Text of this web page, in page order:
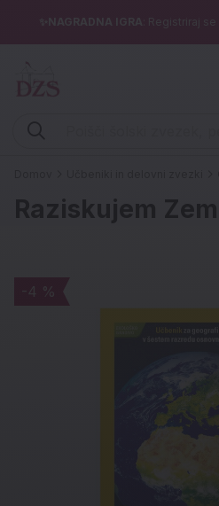
✨NAGRADNA IGRA : Registriraj
Vpišite iskalni niz (šolski
Raziskujem
-4 %